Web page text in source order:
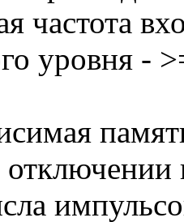
частота
уровня -